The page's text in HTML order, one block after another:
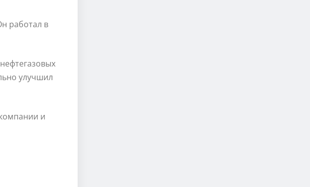
работал в
улучшил
и